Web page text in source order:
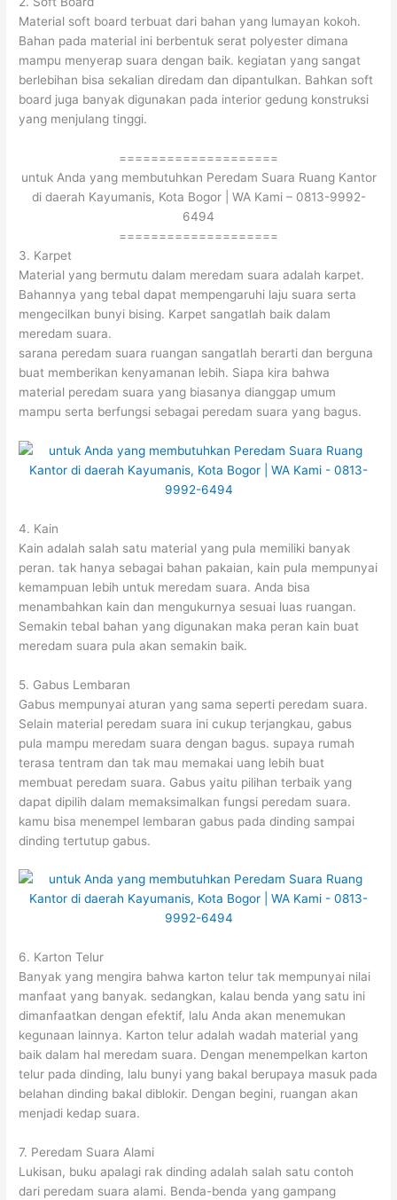
Material soft board terbuat dari bahan yang lumayan kokoh.
Bahan pada material ini berbentuk serat polyester dimana
mampu menyerap suara dengan baik. kegiatan yang sangat
berlebihan bisa sekalian diredam dan dipantulkan. Bahkan soft
board juga banyak digunakan pada interior gedung konstruksi
yang menjulang tinggi.
====================
untuk Anda yang membutuhkan Peredam Suara Ruang Kantor
di daerah Kayumanis, Kota Bogor | WA Kami – 0813-9992-
6494
====================
3. Karpet
Material yang bermutu dalam meredam suara adalah karpet.
Bahannya yang tebal dapat mempengaruhi laju suara serta
mengecilkan bunyi bising. Karpet sangatlah baik dalam
meredam suara.
sarana peredam suara ruangan sangatlah berarti dan berguna
buat memberikan kenyamanan lebih. Siapa kira bahwa
material peredam suara yang biasanya dianggap umum
mampu serta berfungsi sebagai peredam suara yang bagus.
4. Kain
Kain adalah salah satu material yang pula memiliki banyak
peran. tak hanya sebagai bahan pakaian, kain pula mempunyai
kemampuan lebih untuk meredam suara. Anda bisa
menambahkan kain dan mengukurnya sesuai luas ruangan.
Semakin tebal bahan yang digunakan maka peran kain buat
meredam suara pula akan semakin baik.
5. Gabus Lembaran
Gabus mempunyai aturan yang sama seperti peredam suara.
Selain material peredam suara ini cukup terjangkau, gabus
pula mampu meredam suara dengan bagus. supaya rumah
terasa tentram dan tak mau memakai uang lebih buat
membuat peredam suara. Gabus yaitu pilihan terbaik yang
dapat dipilih dalam memaksimalkan fungsi peredam suara.
kamu bisa menempel lembaran gabus pada dinding sampai
dinding tertutup gabus.
6. Karton Telur
Banyak yang mengira bahwa karton telur tak mempunyai nilai
manfaat yang banyak. sedangkan, kalau benda yang satu ini
dimanfaatkan dengan efektif, lalu Anda akan menemukan
kegunaan lainnya. Karton telur adalah wadah material yang
baik dalam hal meredam suara. Dengan menempelkan karton
telur pada dinding, lalu bunyi yang bakal berupaya masuk pada
belahan dinding bakal diblokir. Dengan begini, ruangan akan
menjadi kedap suara.
7. Peredam Suara Alami
Lukisan, buku apalagi rak dinding adalah salah satu contoh
dari peredam suara alami. Benda-benda yang gampang